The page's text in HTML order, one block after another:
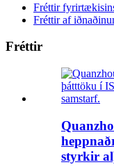
Fréttir
Fréttir af
Fréttir
styrkir